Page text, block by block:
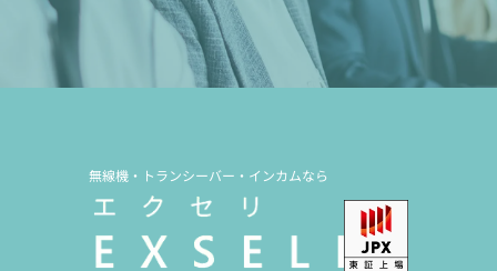
無線機・トランシーバー・インカムなら